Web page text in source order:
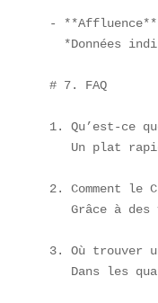
-
*Données
# 7. FAQ
1. Qu’est-ce
Un plat
2. Comment
Grâce à des
3. Où trouver
Dans les